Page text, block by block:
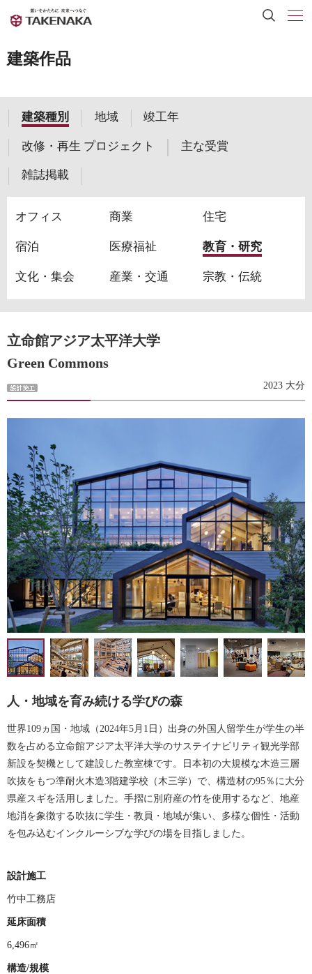
建築作品
建築種別 地域 竣工年
改修・再生 プロジェクト 主な受賞
雑誌掲載
オフィス 商業 住宅
宿泊 医療福祉 教育・研究
文化・集会 産業・交通 宗教・伝統
立命館アジア太平洋大学
Green Commons
2023 大分
人・地域を育み続ける学びの森
世界109ヵ国・地域（2024年5月1日）出身の外国人留学生が学生の半
数を占める立命館アジア太平洋大学のサステイナビリティ観光学部
新設を契機として建設した教室棟です。⽇本初の⼤規模な⽊造三層
吹抜をもつ準耐⽕⽊造3階建学校（⽊三学）で、構造材の95％に⼤分
県産スギを活⽤しました。⼿摺に別府産の⽵を使⽤するなど、地産
地消を象徴する吹抜に学⽣・教員・地域が集い、多様な個性・活動
を包み込むインクルーシブな学びの場を⽬指しました。
設計施工
竹中工務店
延床面積
6,496㎡
構造/規模